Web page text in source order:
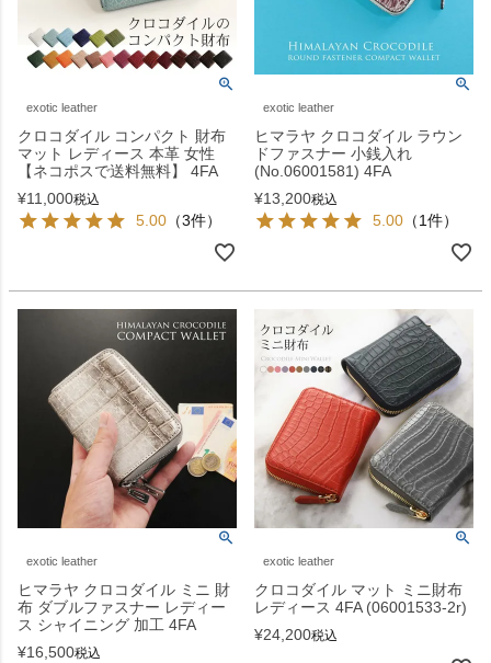
exotic leather
クロコダイル コンパクト 財布
マット レディース 本革 女性
【ネコポスで送料無料】 4FA
¥11,000税込
5.00 （3件）
exotic leather
ヒマラヤ クロコダイル ラウン
ドファスナー 小銭入れ
(No.06001581) 4FA
¥13,200税込
5.00 （1件）
exotic leather
ヒマラヤ クロコダイル ミニ 財
布 ダブルファスナー レディー
ス シャイニング 加工 4FA
¥16,500税込
exotic leather
クロコダイル マット ミニ財布
レディース 4FA (06001533-2r)
¥24,200税込